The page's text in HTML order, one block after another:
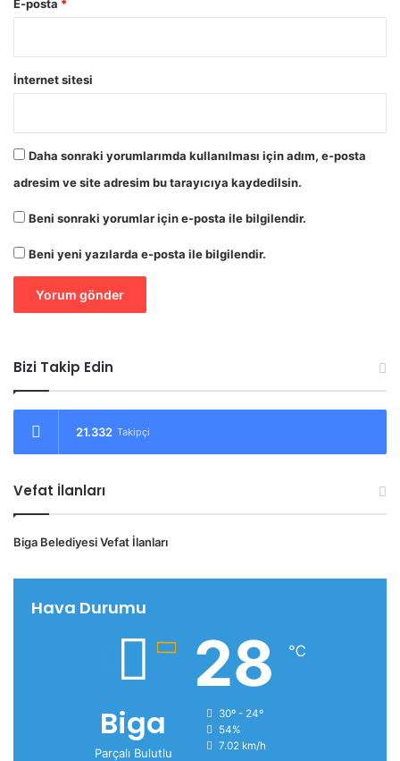
E-posta *
İnternet sitesi
Daha sonraki yorumlarımda kullanılması için adım, e-posta
adresim ve site adresim bu tarayıcıya kaydedilsin.
Beni sonraki yorumlar için e-posta ile bilgilendir.
Beni yeni yazılarda e-posta ile bilgilendir.
Bizi Takip Edin
21.332 Takipçi
Vefat İlanları
Biga Belediyesi Vefat İlanları
Hava Durumu
Biga
Parçalı Bulutlu
28 ℃
30º - 24º
54%
7.02 km/h